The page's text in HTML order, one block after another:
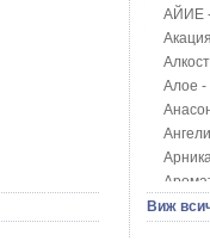
АЙИЕ -
Алое -
Виж